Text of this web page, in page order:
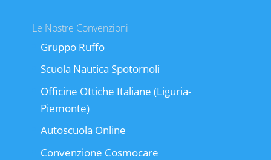
Le Nostre Convenzioni
Gruppo Ruffo
Scuola Nautica Spotornoli
Officine Ottiche Italiane (Liguria-
Piemonte)
Autoscuola Online
Convenzione Cosmocare